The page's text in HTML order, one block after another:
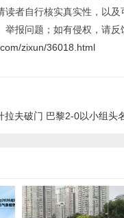
读者自行核实真实性，以
报问题；如有侵权，请反
zixun/36018.html
夫破门 巴黎2-0以小组头名出